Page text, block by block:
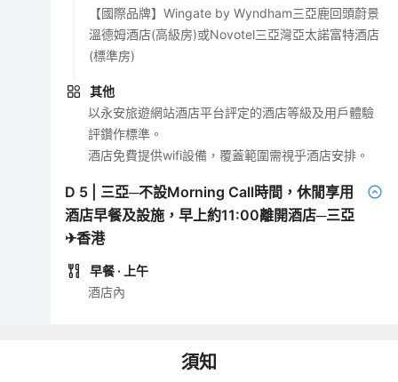
【國際品牌】Wingate by Wyndham三亞鹿回頭蔚景
溫德姆酒店(高級房)或Novotel三亞灣亞太諾富特酒店
(標準房)
其他
以永安旅遊網站酒店平台評定的酒店等級及用戶體驗
評鑽作標準。
酒店免費提供wifi設備，覆蓋範圍需視乎酒店安排。
D 5
三亞─不設Morning Call時間，休閒享用
酒店早餐及設施，早上約11:00離開酒店─三亞
✈香港
早餐 · 上午
酒店內
須知